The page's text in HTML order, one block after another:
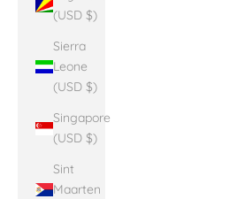
(USD $)
Sierra
Leone
(USD $)
Singapore
(USD $)
Sint
Maarten